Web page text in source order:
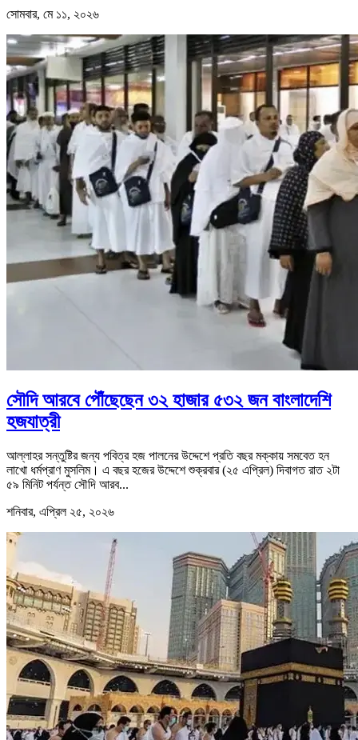
সোমবার, মে ১১, ২০২৬
সৌদি আরবে পৌঁছেছেন ৩২ হাজার ৫৩২ জন বাংলাদেশি
হজযাত্রী
আল্লাহর সন্তুষ্টির জন্য পবিত্র হজ পালনের উদ্দেশে প্রতি বছর মক্কায় সমবেত হন
লাখো ধর্মপ্রাণ মুসলিম। এ বছর হজের উদ্দেশে শুক্রবার (২৫ এপ্রিল) দিবাগত রাত ২টা
৫৯ মিনিট পর্যন্ত সৌদি আরব...
শনিবার, এপ্রিল ২৫, ২০২৬